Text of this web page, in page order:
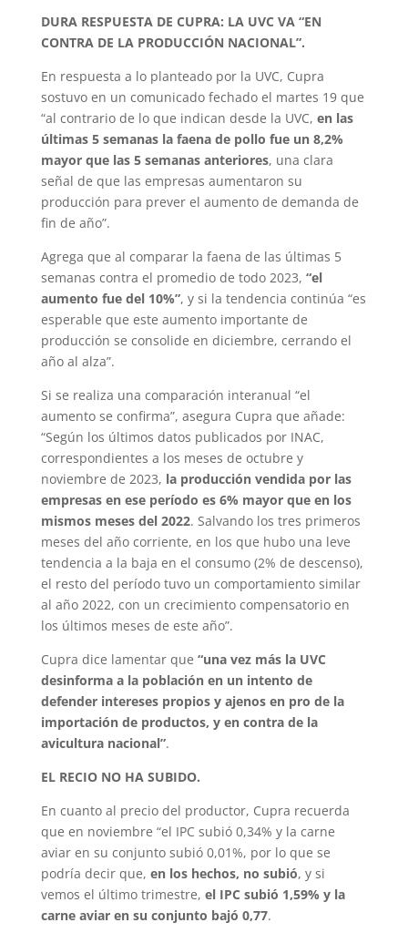
DURA RESPUESTA DE CUPRA: LA UVC VA “EN
CONTRA DE LA PRODUCCIÓN NACIONAL”.
En respuesta a lo planteado por la UVC, Cupra
sostuvo en un comunicado fechado el martes 19 que
“al contrario de lo que indican desde la UVC, en las
últimas 5 semanas la faena de pollo fue un 8,2%
mayor que las 5 semanas anteriores, una clara
señal de que las empresas aumentaron su
producción para prever el aumento de demanda de
fin de año”.
Agrega que al comparar la faena de las últimas 5
semanas contra el promedio de todo 2023, “el
aumento fue del 10%”, y si la tendencia continúa “es
esperable que este aumento importante de
producción se consolide en diciembre, cerrando el
año al alza”.
Si se realiza una comparación interanual “el
aumento se confirma”, asegura Cupra que añade:
“Según los últimos datos publicados por INAC,
correspondientes a los meses de octubre y
noviembre de 2023, la producción vendida por las
empresas en ese período es 6% mayor que en los
mismos meses del 2022. Salvando los tres primeros
meses del año corriente, en los que hubo una leve
tendencia a la baja en el consumo (2% de descenso),
el resto del período tuvo un comportamiento similar
al año 2022, con un crecimiento compensatorio en
los últimos meses de este año”.
Cupra dice lamentar que “una vez más la UVC
desinforma a la población en un intento de
defender intereses propios y ajenos en pro de la
importación de productos, y en contra de la
avicultura nacional”.
EL RECIO NO HA SUBIDO.
En cuanto al precio del productor, Cupra recuerda
que en noviembre “el IPC subió 0,34% y la carne
aviar en su conjunto subió 0,01%, por lo que se
podría decir que, en los hechos, no subió, y si
vemos el último trimestre, el IPC subió 1,59% y la
carne aviar en su conjunto bajó 0,77.